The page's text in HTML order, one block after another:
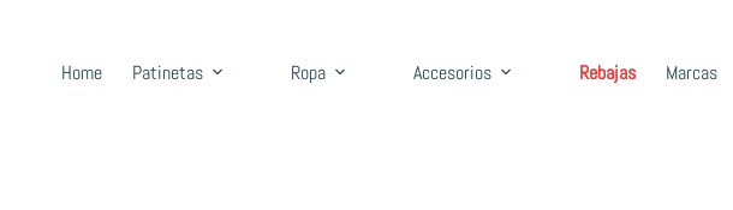
Home Patinetas Ropa Accesorios Rebajas Marcas